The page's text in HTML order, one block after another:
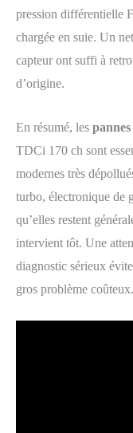
pression différentielle
chargée en suie. Un
capteur ont suffi à
d’origine.
En résumé, les
TDCi 170 ch sont
modernes très
turbo, électronique de
qu’elles restent
intervient tôt. Une
diagnostic sérieux
gros problème coûteux.